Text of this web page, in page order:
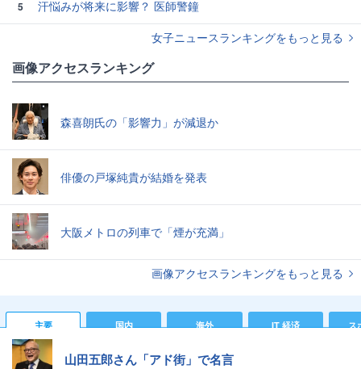
5
汗悩みが将来に影響？ 医師警鐘
女子ニュースランキングをもっと見る
画像アクセスランキング
森喜朗氏の「影響力」が減退か
俳優の戸塚純貴が結婚を発表
大阪メトロの列車で「煙が充満」
画像アクセスランキングをもっと見る
主要 国内 海外 IT 経済 ス
山田五郎さん「アド街」で名言